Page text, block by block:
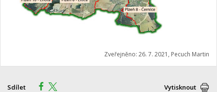
Zveřejněno: 26. 7. 2021, Pecuch Martin
Sdílet Vytisknout